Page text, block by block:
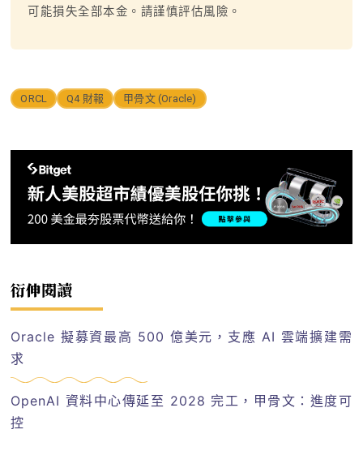
可能損失全部本金。請謹慎評估風險。
ORCL Q4 財報 甲骨文 (Oracle)
衍伸閱讀
Oracle 擬募資最高 500 億美元，支應 AI 雲端擴建需
求
OpenAI 資料中心傳延至 2028 完工，甲骨文：進度可
控